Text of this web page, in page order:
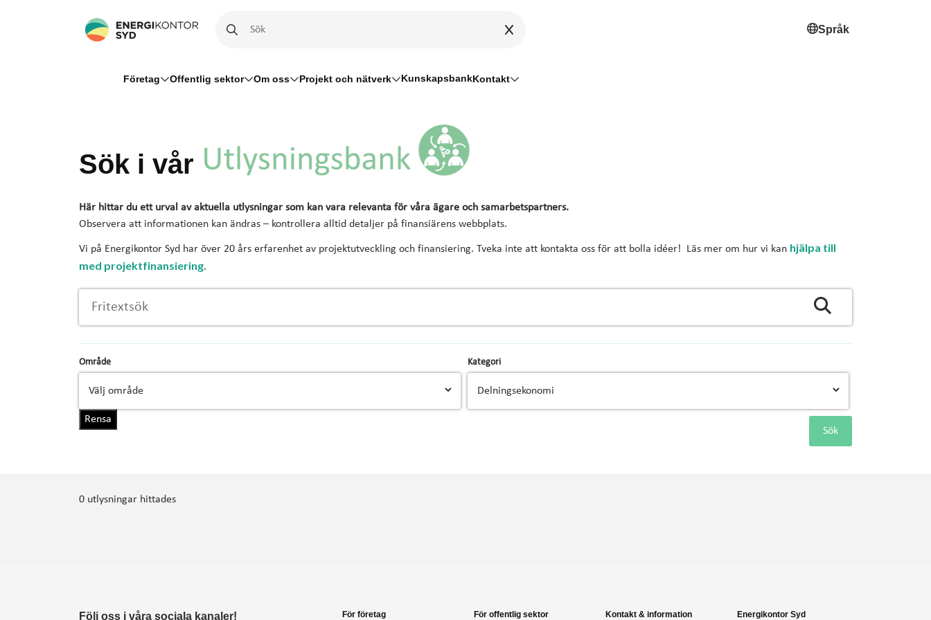
Språk
Företag Offentlig sektor Om oss Projekt och nätverk KunskapsbankKontakt
Sök i vår
Här hittar du ett urval av aktuella utlysningar som kan vara relevanta för våra ägare och samarbetspartners.
Observera att informationen kan ändras – kontrollera alltid detaljer på finansiärens webbplats.
Vi på Energikontor Syd har över 20 års erfarenhet av projektutveckling och finansiering. Tveka inte att kontakta oss för att bolla idéer! Läs mer om hur vi kan hjälpa till
med projektfinansiering.
Område Kategori
Sök
Rensa
0 utlysningar hittades
Följ oss i våra sociala kanaler! För företag För offentlig sektor Kontakt & information Energikontor Syd